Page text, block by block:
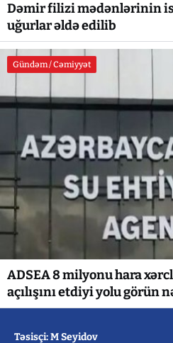
Dəmir filizi mədənlərinin
uğurlar əldə edilib
Gündəm / Cəmiyyət
ADSEA 8 milyonu hara
açılışını etdiyi yolu görün
Təsisçi: M Seyidov